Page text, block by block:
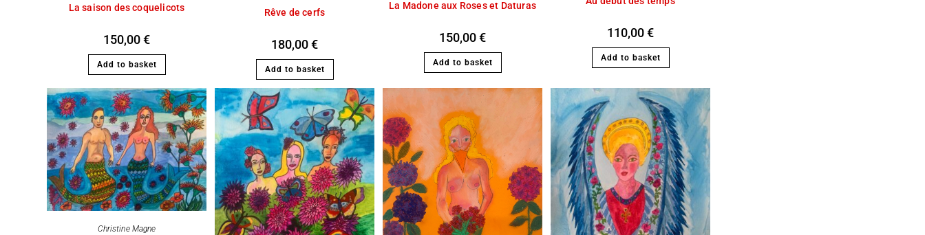
La saison des coquelicots
150,00€
Add to basket
Rêve de cerfs
180,00€
Add to basket
La Madone aux Roses et Daturas
150,00€
Add to basket
110,00€
Add to basket
Christine Magne